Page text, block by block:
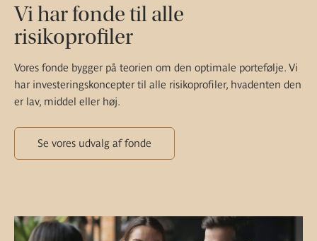
Vi har fonde til alle
risikoprofiler
Vores fonde bygger på teorien om den optimale portefølje. Vi
har investeringskoncepter til alle risikoprofiler, hvadenten den
er lav, middel eller høj.
Se vores udvalg af fonde